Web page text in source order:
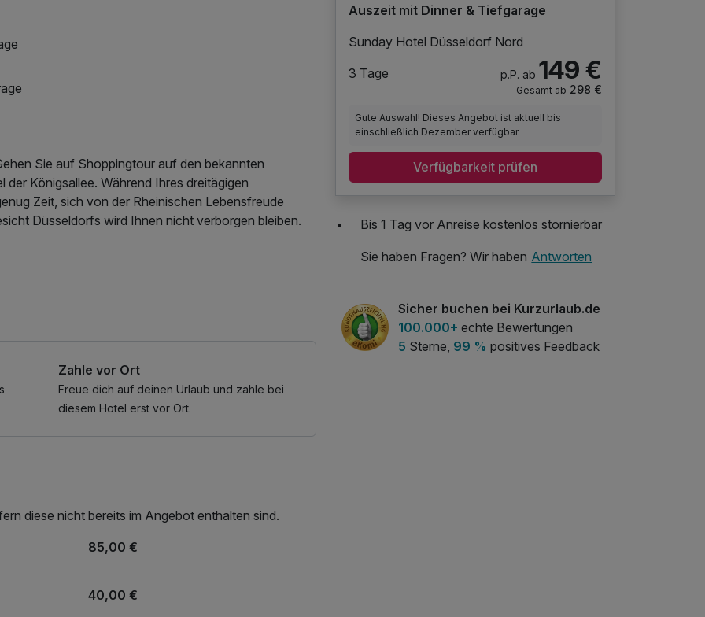
Sie auf Shoppingtour auf den bekannten
Königsallee. Während Ihres dreitägigen
Zeit, sich von der Rheinischen Lebensfreude
Düsseldorfs wird Ihnen nicht verborgen bleiben.
Nutzung Öffentliches Internetterminal, Coffee
Zahle vor Ort
Freue dich auf deinen Urlaub und zahle bei
diesem Hotel erst vor Ort.
diese nicht bereits im Angebot enthalten sind.
85,00 €
40,00 €
Auszeit mit Dinner & Tiefgarage
Sunday Hotel Düsseldorf Nord
3 Tage
p.P. ab 149 €
Gesamt ab 298 €
Gute Auswahl! Dieses Angebot ist aktuell bis
einschließlich Dezember verfügbar.
Verfügbarkeit prüfen
Bis 1 Tag vor Anreise kostenlos stornierbar
Sie haben Fragen? Wir haben Antworten
Sicher buchen bei Kurzurlaub.de
100.000+ echte Bewertungen
5 Sterne, 99 % positives Feedback